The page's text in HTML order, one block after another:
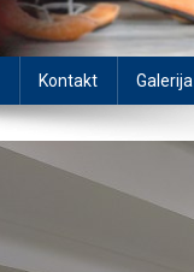
Kontakt Galerija